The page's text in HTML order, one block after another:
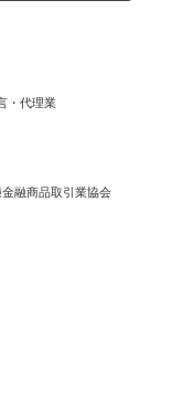
・代理業
融商品取引業協会